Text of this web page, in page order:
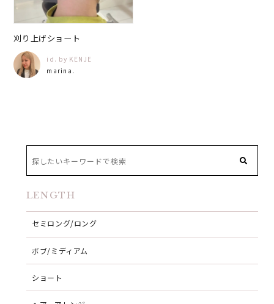
刈り上げショート
id. by KENJE
marina.
LENGTH
セミロング/ロング
ボブ/ミディアム
ショート